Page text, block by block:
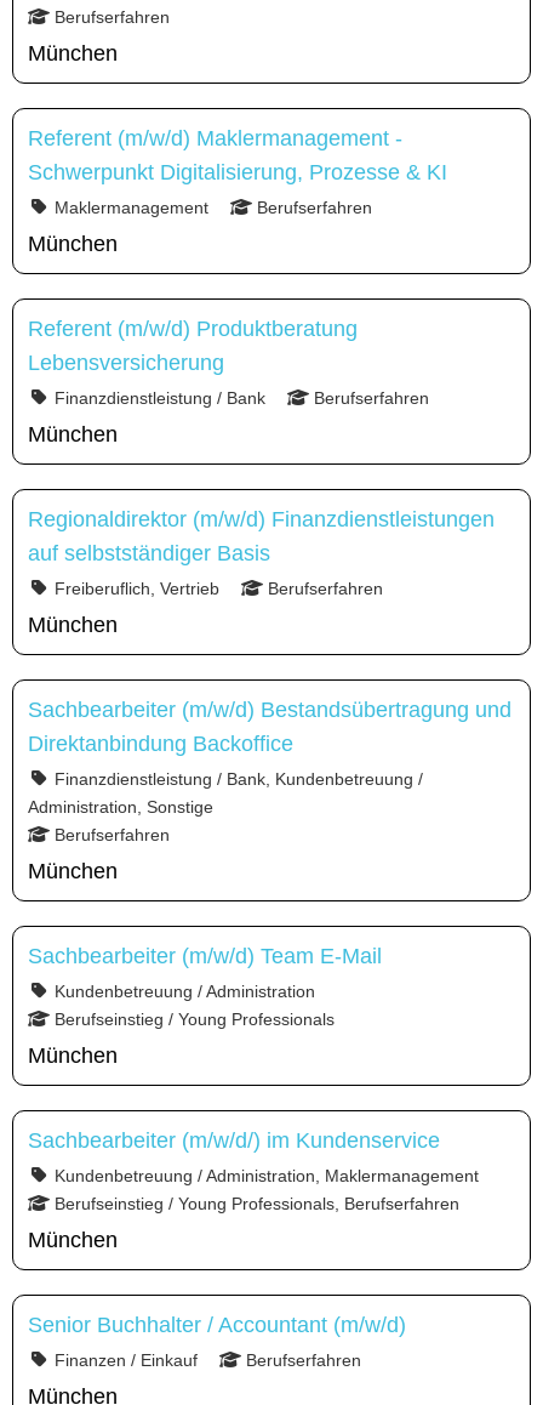
Berufserfahren
München
Referent (m/w/d) Maklermanagement -
Schwerpunkt Digitalisierung, Prozesse & KI
Maklermanagement Berufserfahren
München
Referent (m/w/d) Produktberatung
Lebensversicherung
Finanzdienstleistung / Bank Berufserfahren
München
Regionaldirektor (m/w/d) Finanzdienstleistungen
auf selbstständiger Basis
Freiberuflich, Vertrieb Berufserfahren
München
Sachbearbeiter (m/w/d) Bestandsübertragung und
Direktanbindung Backoffice
Finanzdienstleistung / Bank, Kundenbetreuung /
Administration, Sonstige
Berufserfahren
München
Sachbearbeiter (m/w/d) Team E-Mail
Kundenbetreuung / Administration
Berufseinstieg / Young Professionals
München
Sachbearbeiter (m/w/d/) im Kundenservice
Kundenbetreuung / Administration, Maklermanagement
Berufseinstieg / Young Professionals, Berufserfahren
München
Senior Buchhalter / Accountant (m/w/d)
Finanzen / Einkauf Berufserfahren
München